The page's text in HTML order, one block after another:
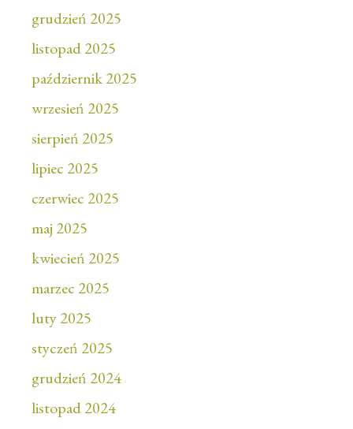
grudzień 2025
listopad 2025
październik 2025
wrzesień 2025
sierpień 2025
lipiec 2025
czerwiec 2025
maj 2025
kwiecień 2025
marzec 2025
luty 2025
styczeń 2025
grudzień 2024
listopad 2024